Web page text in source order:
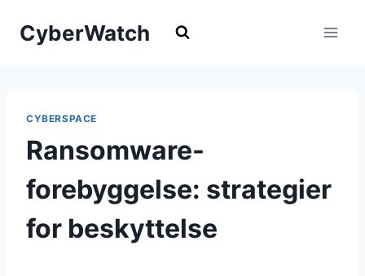
CyberWatch
CYBERSPACE
Ransomware-
forebyggelse: strategier
for beskyttelse